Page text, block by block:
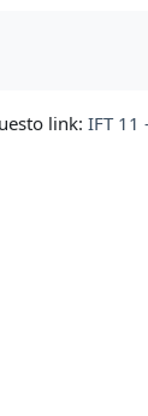
link: IFT 11